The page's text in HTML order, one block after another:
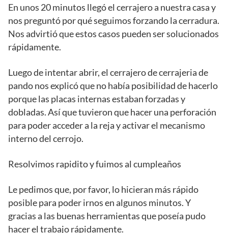
En unos 20 minutos llegó el cerrajero a nuestra casa y
nos preguntó por qué seguimos forzando la cerradura.
Nos advirtió que estos casos pueden ser solucionados
rápidamente.
Luego de intentar abrir, el cerrajero de cerrajeria de
pando nos explicó que no había posibilidad de hacerlo
porque las placas internas estaban forzadas y
dobladas. Así que tuvieron que hacer una perforación
para poder acceder a la reja y activar el mecanismo
interno del cerrojo.
Resolvimos rapidito y fuimos al cumpleaños
Le pedimos que, por favor, lo hicieran más rápido
posible para poder irnos en algunos minutos. Y
gracias a las buenas herramientas que poseía pudo
hacer el trabajo rápidamente.